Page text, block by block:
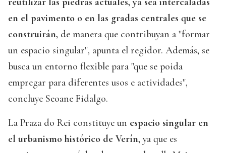
en el pavimento o en las gradas centrales que se
construirán, de manera que contribuyan a "formar
un espacio singular", apunta el regidor. Además, se
busca un entorno flexible para "que se poida
empregar para diferentes usos e actividades",
concluye Seoane Fidalgo.
La Praza do Rei constituye un espacio singular en
el urbanismo histórico de Verín, ya que es